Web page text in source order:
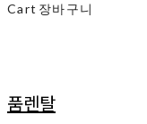
Cart 장바구니
품렌탈